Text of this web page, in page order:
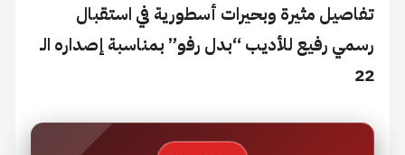
​تفاصيل مثيرة وبحيرات أسطورية في استقبال
رسمي رفيع للأديب “بدل رفو” بمناسبة إصداره الـ
22